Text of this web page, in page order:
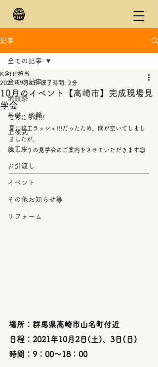
記事
全ての記事
地鎮祭
基礎・地盤
上棟式
施工中
お引渡し
イベント
その他お知らせ等
リフォーム
全ての記事
10月のイベント【高崎市】完成現場見
学会
K＠HP担当
2021年9月4日 読了時間: 2分
こんにちは!!!
夏に竣工ラッシュ!!!だったため、間が空いてしまし
ましたが、
久しぶりの見学会のご案内をさせていただきます😊
場所：群馬県高崎市山名町付近
日程：2021年10月2日(土)、3日(日)
時間：9：00～18：00